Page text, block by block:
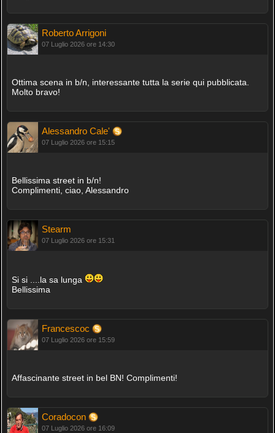
Roberto Arrigoni
07 Luglio 2026 ore 14:30
Ottima scena in b/n, interessante tutta la serie qui pubblicata.
Molto bravo!
Alessandro Cale'
07 Luglio 2026 ore 15:15
Bellissima street in b/n!
Complimenti, ciao, Alessandro
Stearm
07 Luglio 2026 ore 15:31
Si si ....la sa lunga
Bellissima
Francescoc
07 Luglio 2026 ore 15:59
Affascinante street in bel BN! Complimenti!
Coradocon
07 Luglio 2026 ore 16:09